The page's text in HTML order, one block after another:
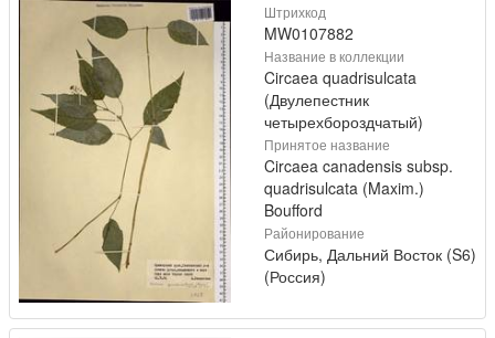
Штрихкод
MW0107882
Название в коллекции
Circaea quadrisulcata
(Двулепестник
четырехбороздчатый)
Принятое название
Circaea canadensis subsp.
quadrisulcata (Maxim.)
Boufford
Районирование
Сибирь, Дальний Восток (S6)
(Россия)